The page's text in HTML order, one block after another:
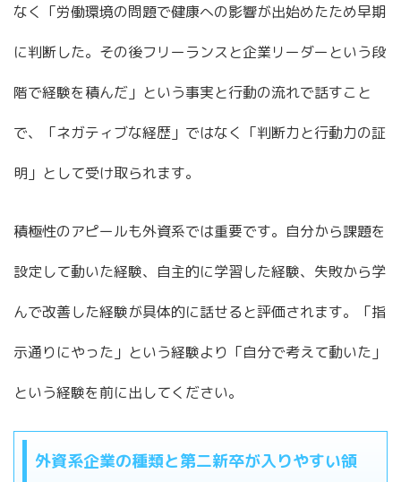
なく「労働環境の問題で健康への影響が出始めたため早期
に判断した。その後フリーランスと企業リーダーという段
階で経験を積んだ」という事実と行動の流れで話すこと
で、「ネガティブな経歴」ではなく「判断力と行動力の証
明」として受け取られます。
積極性のアピールも外資系では重要です。自分から課題を
設定して動いた経験、自主的に学習した経験、失敗から学
んで改善した経験が具体的に話せると評価されます。「指
示通りにやった」という経験より「自分で考えて動いた」
という経験を前に出してください。
外資系企業の種類と第二新卒が入りやすい領